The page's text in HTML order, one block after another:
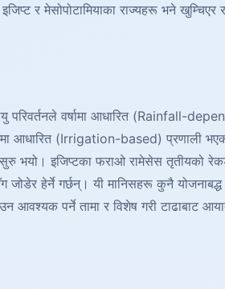
र मेसोपोटामियाका राज्यहरू भने
वर्षामा आधारित (Rainfall-
आधारित (Irrigation-based) प्रणाली
भयो। इजिप्टका फराओ रामेसेस तृतीयको
हेर्ने गर्छन्। यी मानिसहरू कुनै
पर्ने तामा र विशेष गरी टाढाबाट